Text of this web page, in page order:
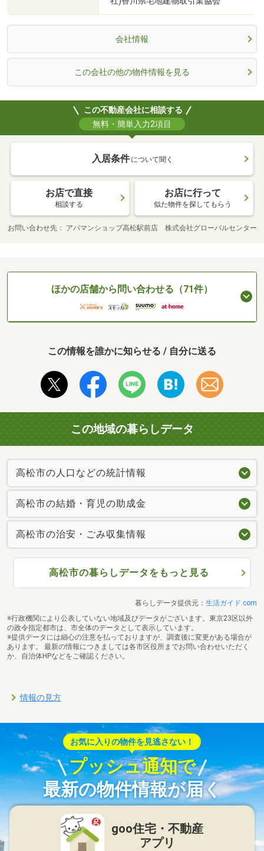
会社情報
この会社の他の物件情報を見る
この不動産会社に相談する
無料・簡単入力2項目
入居条件 について聞く
お店で直接
相談する
お店に行って
似た物件を探してもらう
お問い合わせ先 アパマンショップ高松駅前店 株式会社グローバルセンター
ほかの店舗から問い合わせる（71件）
この情報を誰かに知らせる / 自分に送る
この地域の暮らしデータ
高松市の人口などの統計情報
高松市の結婚・育児の助成金
高松市の治安・ごみ収集情報
高松市の暮らしデータをもっと見る
暮らしデータ提供元： 生活ガイド.com
※行政機関により公表していない地域及びデータがございます。東京23区以外
の政令指定都市は、市全体のデータとして表示しています。
※提供データには細心の注意を払っておりますが、調査後に変更がある場合が
あります。 最新の情報につきましては各市区役所までお問い合わせいただく
か、自治体HPなどをご確認ください。
情報の見方
お気に入りの物件を見逃さない！
プッシュ通知で
最新の物件情報が届く
goo住宅・不動産
アプリ